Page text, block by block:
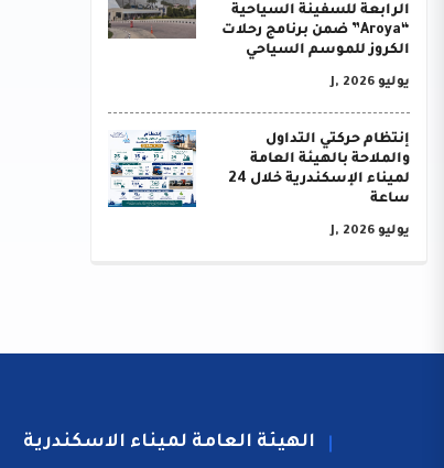
الرابعة للسفينة السياحية
“Aroya” ضمن برنامج رحلات
الكروز للموسم السياحي
يوليو J, 2026
إنتظام حركتي التداول
والملاحة بالهيئة العامة
لميناء الإسكندرية خلال 24
ساعة
يوليو J, 2026
الهيئة العامة لميناء الاسكندرية